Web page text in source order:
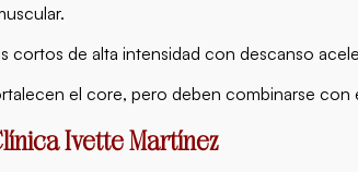
de alta intensidad con descanso
el core, pero deben combinarse
Ivette Martínez